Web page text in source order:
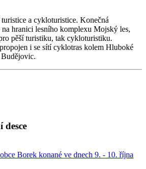
a cykloturistice. Konečná
na hranici lesního komplexu Mojský les,
pěší turistiku, tak cykloturistiku.
i se sítí cyklotras kolem Hluboké
Borek konané ve dnech 9. - 10. října